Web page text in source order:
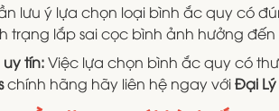
lưu ý lựa chọn loại bình ắc quy có
trạng lắp sai cọc bình ảnh hưởng
tín:Việc lựa chọn bình ắc quy có
chính hãng hãy liên hệ ngay vớiĐại